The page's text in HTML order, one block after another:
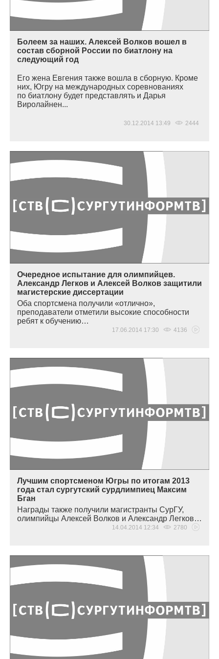
Болеем за наших. Алексей Волков вошел в
состав сборной России по биатлону на
следующий год
Его жена Евгения также вошла в сборную. Кроме
них, Югру на международных соревнованиях
по биатлону будет представлять и Дарья
Виролайнен...
30.12.2014 13:49 2444
Очередное испытание для олимпийцев.
Александр Легков и Алексей Волков защитили
магистерские диссертации
Оба спортсмена получили «отлично»,
преподаватели отметили высокие способности
ребят к обучению…
17.06.2014 17:30 4136
Лучшим спортсменом Югры по итогам 2013
года стал сургутский сурдлимпиец Максим
Бган
Награды также получили магистранты СурГУ,
олимпийцы Алексей Волков и Александр Легков…
14.04.2014 12:34 2780